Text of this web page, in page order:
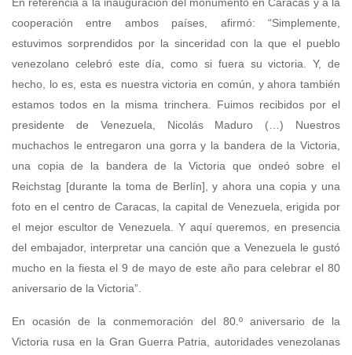
cooperación entre ambos países, afirmó: “Simplemente,
estuvimos sorprendidos por la sinceridad con la que el pueblo
venezolano celebró este día, como si fuera su victoria. Y, de
hecho, lo es, esta es nuestra victoria en común, y ahora también
estamos todos en la misma trinchera. Fuimos recibidos por el
presidente de Venezuela, Nicolás Maduro (…) Nuestros
muchachos le entregaron una gorra y la bandera de la Victoria,
una copia de la bandera de la Victoria que ondeó sobre el
Reichstag [durante la toma de Berlín], y ahora una copia y una
foto en el centro de Caracas, la capital de Venezuela, erigida por
el mejor escultor de Venezuela. Y aquí queremos, en presencia
del embajador, interpretar una canción que a Venezuela le gustó
mucho en la fiesta el 9 de mayo de este año para celebrar el 80
aniversario de la Victoria”.
En ocasión de la conmemoración del 80.º aniversario de la
Victoria rusa en la Gran Guerra Patria, autoridades venezolanas